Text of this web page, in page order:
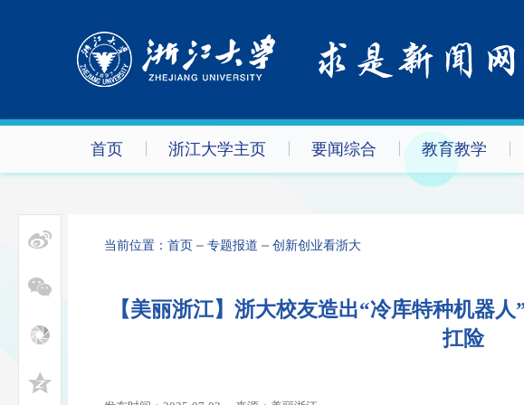
首页 浙江大学主页 要闻综合 教育教学
当前位置： 首页 专题报道 创新创业看浙大
【美丽浙江】浙大校友造出“冷库特种机器
扛险